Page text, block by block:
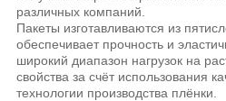
различных компаний.
Пакеты изготавливаются из
обеспечивает прочность и
широкий диапазон нагрузок на
свойства за счёт использования
технологии производства плёнки.